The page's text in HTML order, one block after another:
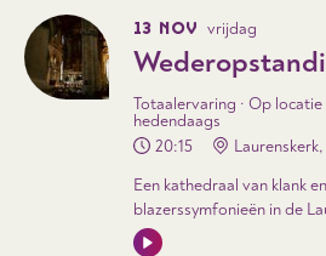
13 NOV vrijdag
Totaalervaring · Op locatie
hedendaags
20:15
Een kathedraal van klank
blazerssymfonieën in de